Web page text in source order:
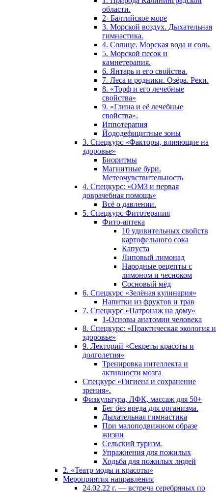
области.
2- Балтийское море
3. Морской воздух. Дыхательная
гимнастика.
4. Солнце. Морская вода и соль.
5. Морской песок и
камнетерапия.
6. Янтарь и его свойства.
7. Леса и родники. Озёра. Реки.
8. «Торф и его лечебные
свойства»
9. «Глина и её лечебные
свойства».
Иппотерапия
Йододефицитные зоны
3. Спецкурс «Факторы, влияющие на
здоровье»
Биоритмы
Магнитные бури.
Метеочувствительность
4. Спецкурс: «ОМЗ и первая
доврачебная помощь»
Всё о давлении.
5. Спецкурс Фитотерапия
Фито-аптека
10 удивительных свойств
картофельного сока
Капуста
Липовый лимонад
Народные рецепты с
лимоном и чесноком
Сосновый мёд
6. Спецкурс «Зелёная кулинария»
Напитки из фруктов и трав
7. Спецкурс «Патронаж на дому»
1-Основы анатомии человека
8. Спецкурс: «Практическая экология и
здоровье»
9. Лекторий «Секреты красоты и
долголетия»
Тренировка интеллекта и
активности мозга
Спецкурс «Гигиена и сохранение
зрения».
Физкультура, ЛФК, массаж для 50+
Бег без вреда для организма.
Дыхательная гимнастика
При малоподвижном образе
жизни
Сельский туризм.
Упражнения для пожилых
Ходьба для пожилых людей
2. «Театр моды и красоты»
Мероприятия направления
24.02.22 г. — встреча серебряных по